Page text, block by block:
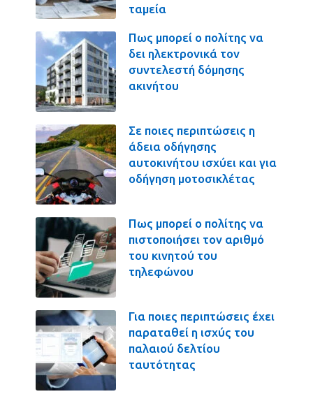
ταμεία
Πως μπορεί ο πολίτης να
δει ηλεκτρονικά τον
συντελεστή δόμησης
ακινήτου
Σε ποιες περιπτώσεις η
άδεια οδήγησης
αυτοκινήτου ισχύει και για
οδήγηση μοτοσικλέτας
Πως μπορεί ο πολίτης να
πιστοποιήσει τον αριθμό
του κινητού του
τηλεφώνου
Για ποιες περιπτώσεις έχει
παραταθεί η ισχύς του
παλαιού δελτίου
ταυτότητας